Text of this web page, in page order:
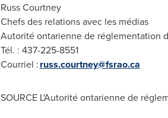
Russ Courtney
Chefs des relations avec les médias
Autorité ontarienne de réglementation
Tél. : 437-225-8551
Courriel :russ.courtney@fsrao.ca
SOURCE L'Autorité ontarienne de